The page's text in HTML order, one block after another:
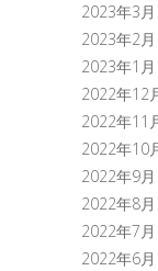
2023年3月
2023年2月
2023年1月
2022年12
2022年11
2022年10
2022年9月
2022年8月
2022年7月
2022年6月